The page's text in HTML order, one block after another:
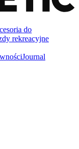
do
rekreacyjne
Journal